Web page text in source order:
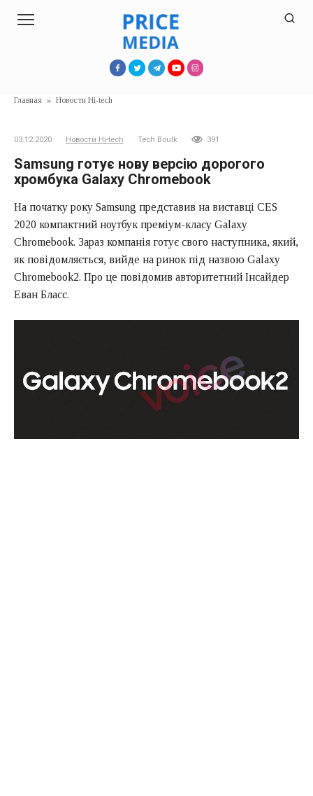
Главная » Новости Hi-tech
03.12.2020 Новости Hi-tech Tech Boulk 391
Samsung готує нову версію дорогого
хромбука Galaxy Chromebook
На початку року Samsung представив на виставці CES
2020 компактний ноутбук преміум-класу Galaxy
Chromebook. Зараз компанія готує свого наступника, який,
як повідомляється, вийде на ринок під назвою Galaxy
Chromebook2. Про це повідомив авторитетний Інсайдер
Еван Бласс.